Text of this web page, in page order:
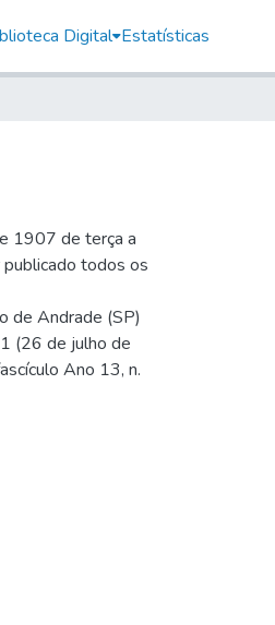
Digital Estatísticas
1907 de terça a
todos os
de Andrade (SP)
(26 de julho de
Ano 13, n.